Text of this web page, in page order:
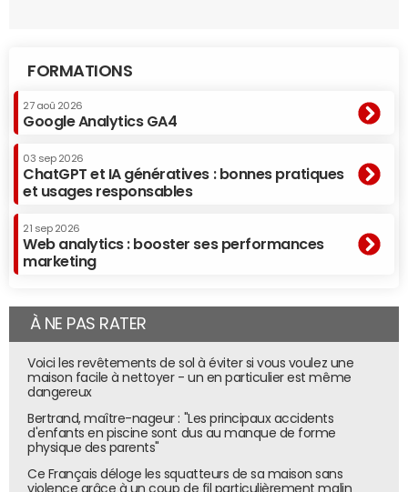
FORMATIONS
27 aoû 2026
Google Analytics GA4
03 sep 2026
ChatGPT et IA génératives : bonnes pratiques
et usages responsables
21 sep 2026
Web analytics : booster ses performances
marketing
À NE PAS RATER
Voici les revêtements de sol à éviter si vous voulez une
maison facile à nettoyer - un en particulier est même
dangereux
Bertrand, maître-nageur : "Les principaux accidents
d'enfants en piscine sont dus au manque de forme
physique des parents"
Ce Français déloge les squatteurs de sa maison sans
violence grâce à un coup de fil particulièrement malin